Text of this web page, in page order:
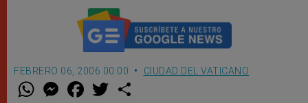
FEBRERO 06, 2006 00:00 CIUDAD DEL VATICANO
W M
e
F
a w